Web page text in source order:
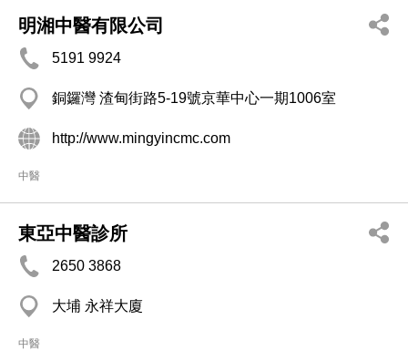
明湘中醫有限公司
5191 9924
銅鑼灣 渣甸街路5-19號京華中心一期1006室
http://www.mingyincmc.com
中醫
東亞中醫診所
2650 3868
大埔 永祥大廈
中醫